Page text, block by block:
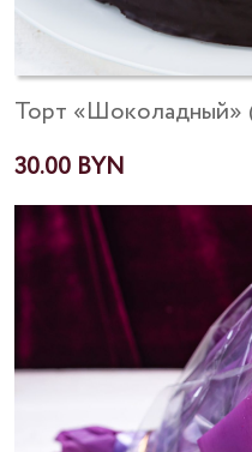
Торт «Шоколадный»
30.00